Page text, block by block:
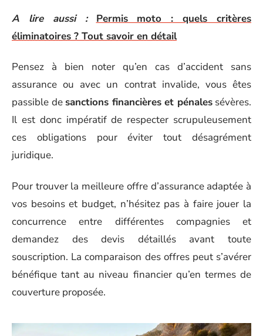
A lire aussi :
Permis moto : quels critères
éliminatoires ? Tout savoir en détail
Pensez à bien noter qu’en cas d’accident sans
assurance ou avec un contrat invalide, vous êtes
passible de sanctions financières et pénalessévères.
Il est donc impératif de respecter scrupuleusement
ces obligations pour éviter tout désagrément
juridique.
Pour trouver la meilleure offre d’assurance adaptée à
vos besoins et budget, n’hésitez pas à faire jouer la
concurrence entre différentes compagnies et
demandez des devis détaillés avant toute
souscription. La comparaison des offres peut s’avérer
bénéfique tant au niveau financier qu’en termes de
couverture proposée.